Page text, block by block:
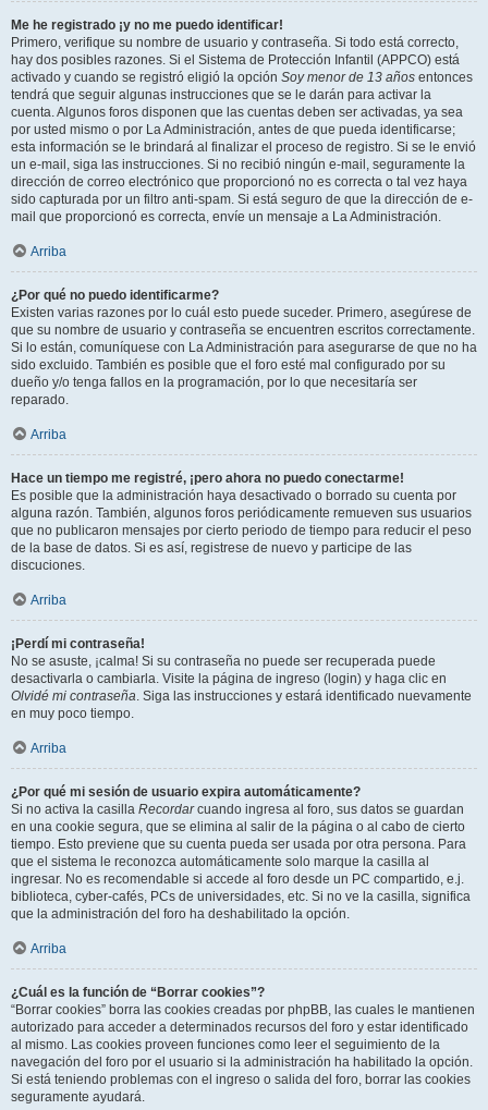
Me he registrado ¡y no me puedo identificar!
Primero, verifique su nombre de usuario y contraseña. Si todo está correcto,
hay dos posibles razones. Si el Sistema de Protección Infantil (APPCO) está
activado y cuando se registró eligió la opción Soy menor de 13 años entonces
tendrá que seguir algunas instrucciones que se le darán para activar la
cuenta. Algunos foros disponen que las cuentas deben ser activadas, ya sea
por usted mismo o por La Administración, antes de que pueda identificarse;
esta información se le brindará al finalizar el proceso de registro. Si se le envió
un e-mail, siga las instrucciones. Si no recibió ningún e-mail, seguramente la
dirección de correo electrónico que proporcionó no es correcta o tal vez haya
sido capturada por un filtro anti-spam. Si está seguro de que la dirección de e-
mail que proporcionó es correcta, envíe un mensaje a La Administración.
Arriba
¿Por qué no puedo identificarme?
Existen varias razones por lo cuál esto puede suceder. Primero, asegúrese de
que su nombre de usuario y contraseña se encuentren escritos correctamente.
Si lo están, comuníquese con La Administración para asegurarse de que no ha
sido excluido. También es posible que el foro esté mal configurado por su
dueño y/o tenga fallos en la programación, por lo que necesitaría ser
reparado.
Arriba
Hace un tiempo me registré, ¡pero ahora no puedo conectarme!
Es posible que la administración haya desactivado o borrado su cuenta por
alguna razón. También, algunos foros periódicamente remueven sus usuarios
que no publicaron mensajes por cierto periodo de tiempo para reducir el peso
de la base de datos. Si es así, registrese de nuevo y participe de las
discuciones.
Arriba
¡Perdí mi contraseña!
No se asuste, ¡calma! Si su contraseña no puede ser recuperada puede
desactivarla o cambiarla. Visite la página de ingreso (login) y haga clic en
Olvidé mi contraseña. Siga las instrucciones y estará identificado nuevamente
en muy poco tiempo.
Arriba
¿Por qué mi sesión de usuario expira automáticamente?
Si no activa la casilla Recordarcuando ingresa al foro, sus datos se guardan
en una cookie segura, que se elimina al salir de la página o al cabo de cierto
tiempo. Esto previene que su cuenta pueda ser usada por otra persona. Para
que el sistema le reconozca automáticamente solo marque la casilla al
ingresar. No es recomendable si accede al foro desde un PC compartido, e.j.
biblioteca, cyber-cafés, PCs de universidades, etc. Si no ve la casilla, significa
que la administración del foro ha deshabilitado la opción.
Arriba
¿Cuál es la función de “Borrar cookies”?
“Borrar cookies” borra las cookies creadas por phpBB, las cuales le mantienen
autorizado para acceder a determinados recursos del foro y estar identificado
al mismo. Las cookies proveen funciones como leer el seguimiento de la
navegación del foro por el usuario si la administración ha habilitado la opción.
Si está teniendo problemas con el ingreso o salida del foro, borrar las cookies
seguramente ayudará.